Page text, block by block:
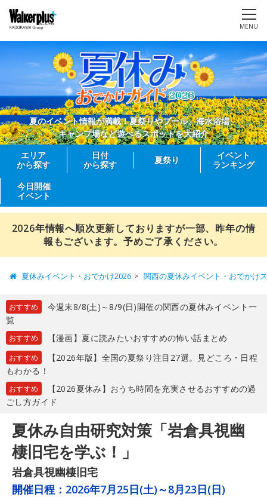
MENU
夏のイベント情報が満載！夏祭りやプール、海水浴場、
キャンプ場など遊べるスポットを大紹介
エリア
から探す
日付
から探す
夏祭り
イベント
ランキング
今日開催
イベント
2026年情報へ順次更新しておりますが一部、昨年の情
報もございます。予めご了承ください。
夏休みイベント・おでかけ2026 関西の夏休みイベント・おでかけ
おすすめ
今週末8/8(土)～8/9(日)開催の関西の夏休みイベント一
覧
おすすめ 【漫画】夏に読みたいおすすめの怖い話まとめ
おすすめ
【2026年版】全国の夏祭り注目27選。見どころ・日程
もわかる！
おすすめ
【2026夏休み】おうち時間を充実させるおすすめの過
ごし方ガイド
夏休み自由研究対策「岩倉具視幽
棲旧宅を学ぶ！」
岩倉具視幽棲旧宅
開催日程： 2026年7月25日(土)～8月23日(日)